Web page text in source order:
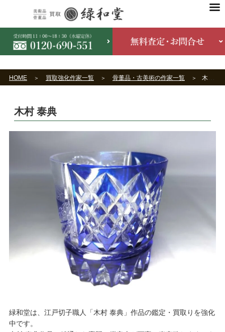
HOME 買取強化作家一覧 骨董品・古美術の作家一覧 木村 泰典
木村 泰典
緑和堂は、江戸切子職人「木村 泰典」作品の鑑定・買取りを強化
中です。